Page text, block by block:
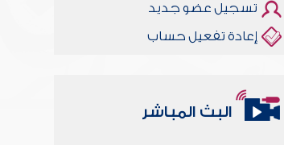
تسجيل عضو جديد
إعادة تفعيل حساب
البث المباشر